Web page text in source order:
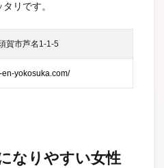
リです。
賀市芦名1-1-5
en-yokosuka.com/
なりやすい女性